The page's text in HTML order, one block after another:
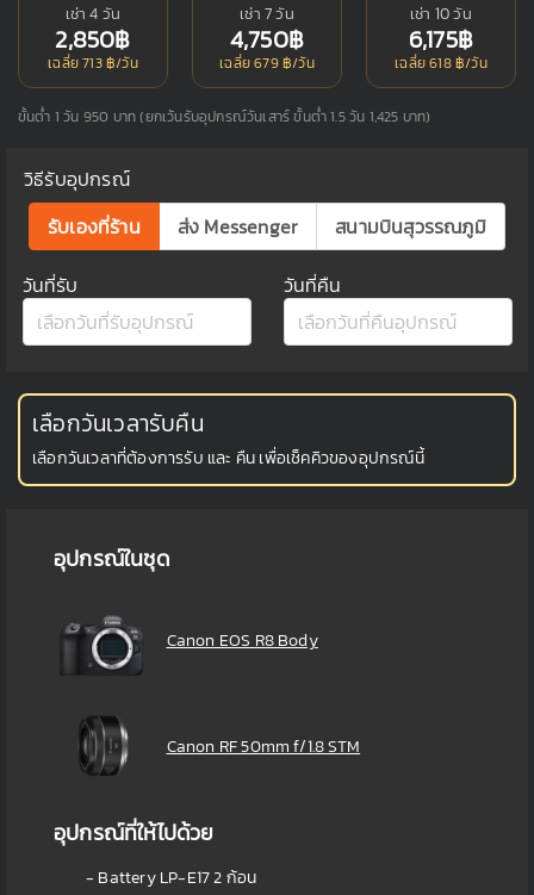
เช่า 4 วัน
2,850฿
เฉลี่ย 713 ฿/วัน
เช่า 7 วัน
4,750฿
เฉลี่ย 679 ฿/วัน
เช่า 10 วัน
6,175฿
เฉลี่ย 618 ฿/วัน
ขั้นต่ำ 1 วัน 950 บาท (ยกเว้นรับอุปกรณ์วันเสาร์ ขั้นต่ำ 1.5 วัน 1,425 บาท)
วิธีรับอุปกรณ์
รับเองที่ร้าน
ส่ง Messenger สนามบินสุวรรณภูมิ
วันที่รับ วันที่คืน
เลือกวันเวลารับคืน
เลือกวันเวลาที่ต้องการรับ และ คืน เพื่อเช็คคิวของอุปกรณ์นี้
อุปกรณ์ในชุด
Canon EOS R8 Body
Canon RF 50mm f/1.8 STM
อุปกรณ์ที่ให้ไปด้วย
- Battery LP-E17 2 ก้อน